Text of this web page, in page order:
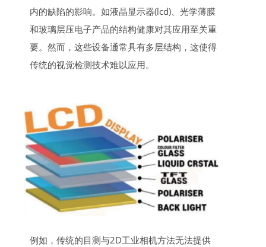
内的缺陷的影响。如液晶显示器(lcd)、光学薄膜
和玻璃层压电子产品的结构健康对其应用至关重
要。然而，这些设备通常具有多层结构，这使得
传统的视觉检测技术难以应用。
例如，传统的目测与2D工业相机方法无法提供